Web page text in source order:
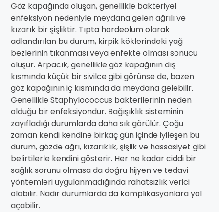
Göz kapağında oluşan, genellikle bakteriyel
enfeksiyon nedeniyle meydana gelen ağrılı ve
kızarık bir şişliktir. Tıpta hordeolum olarak
adlandırılan bu durum, kirpik köklerindeki yağ
bezlerinin tıkanması veya enfekte olması sonucu
oluşur. Arpacık, genellikle göz kapağının dış
kısmında küçük bir sivilce gibi görünse de, bazen
göz kapağının iç kısmında da meydana gelebilir.
Genellikle Staphylococcus bakterilerinin neden
olduğu bir enfeksiyondur. Bağışıklık sisteminin
zayıfladığı durumlarda daha sık görülür. Çoğu
zaman kendi kendine birkaç gün içinde iyileşen bu
durum, gözde ağrı, kızarıklık, şişlik ve hassasiyet gibi
belirtilerle kendini gösterir. Her ne kadar ciddi bir
sağlık sorunu olmasa da doğru hijyen ve tedavi
yöntemleri uygulanmadığında rahatsızlık verici
olabilir. Nadir durumlarda da komplikasyonlara yol
açabilir.